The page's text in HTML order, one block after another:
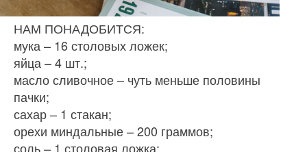
НАМ ПОНАДОБИТСЯ:
мука – 16 столовых ложек;
яйца – 4 шт.;
масло сливочное – чуть меньше половины
пачки;
сахар – 1 стакан;
орехи миндальные – 200 граммов;
соль – 1 столовая ложка;